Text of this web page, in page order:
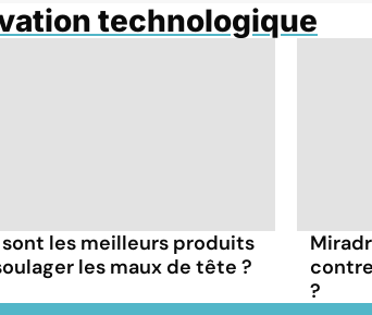
technologique
les meilleurs produits
les maux de tête ?
?